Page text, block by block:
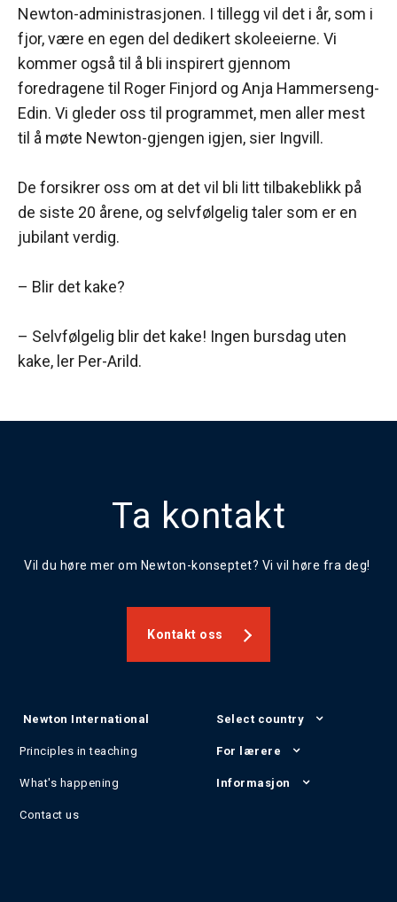
Newton-administrasjonen. I tillegg vil det i år, som i
fjor, være en egen del dedikert skoleeierne. Vi
kommer også til å bli inspirert gjennom
foredragene til Roger Finjord og Anja Hammerseng-
Edin. Vi gleder oss til programmet, men aller mest
til å møte Newton-gjengen igjen, sier Ingvill.
De forsikrer oss om at det vil bli litt tilbakeblikk på
de siste 20 årene, og selvfølgelig taler som er en
jubilant verdig.
– Blir det kake?
– Selvfølgelig blir det kake! Ingen bursdag uten
kake, ler Per-Arild.
Ta kontakt
Vil du høre mer om Newton-konseptet? Vi vil høre fra deg!
Kontakt oss
Newton International
Principles in teaching
What's happening
Contact us
Select country
For lærere
Informasjon